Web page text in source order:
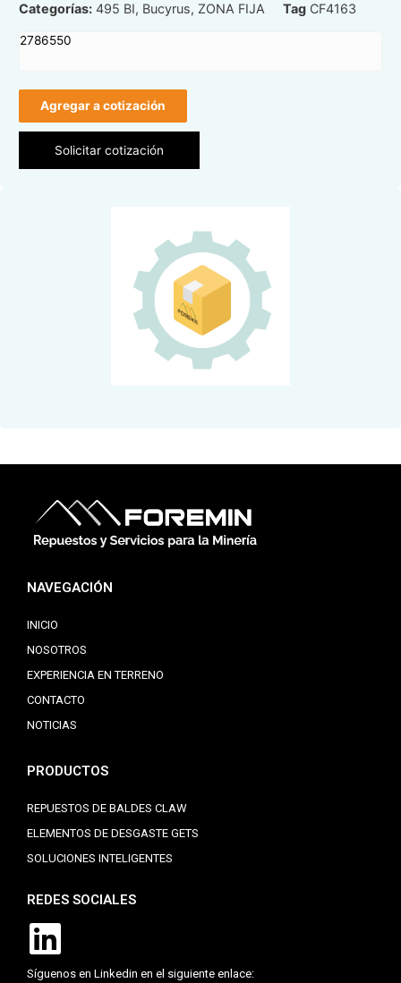
Categorías: 495 BI, Bucyrus, ZONA FIJA Tag CF4163
2786550
Agregar a cotización
Solicitar cotización
NAVEGACIÓN
INICIO
NOSOTROS
EXPERIENCIA EN TERRENO
CONTACTO
NOTICIAS
PRODUCTOS
REPUESTOS DE BALDES CLAW
ELEMENTOS DE DESGASTE GETS
SOLUCIONES INTELIGENTES
REDES SOCIALES
Síguenos en Linkedin en el siguiente enlace: